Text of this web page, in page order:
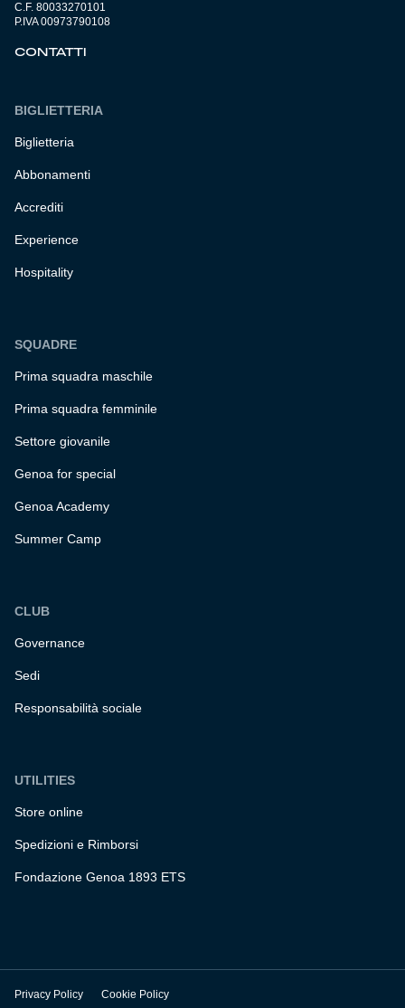
C.F. 80033270101
P.IVA 00973790108
CONTATTI
BIGLIETTERIA
Biglietteria
Abbonamenti
Accrediti
Experience
Hospitality
SQUADRE
Prima squadra maschile
Prima squadra femminile
Settore giovanile
Genoa for special
Genoa Academy
Summer Camp
CLUB
Governance
Sedi
Responsabilità sociale
UTILITIES
Store online
Spedizioni e Rimborsi
Fondazione Genoa 1893 ETS
Privacy Policy Cookie Policy